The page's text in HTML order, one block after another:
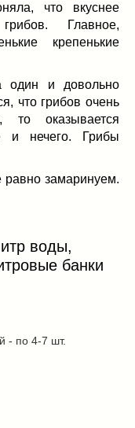
что вкуснее
Главное,
крепенькие
один и довольно
что грибов очень
оказывается
и нечего. Грибы
замаринуем.
воды,
банки
- по 4-7 шт.